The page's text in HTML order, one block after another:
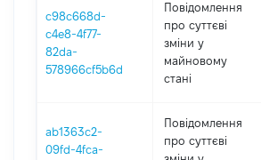
c98c668d-
c4e8-4f77-
82da-
578966cf5b6d
Повідомлення
про суттєві
зміни y
майновому
стані
ab1363c2-
09fd-4fca-
Повідомлення
про суттєві